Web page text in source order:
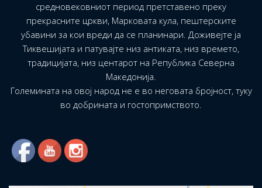
средновековниот период претставено преку
прекрасните цркви, Марковата кула, пештерските
убавини за кои вреди да се планинари. Доживејте ја
Тиквешијата и патувајте низ антиката, низ времето,
традицијата, низ центарот на Република Северна
Македонија.
Големината на овој народ не е во неговата бројност, туку
во добрината и гостопримството.